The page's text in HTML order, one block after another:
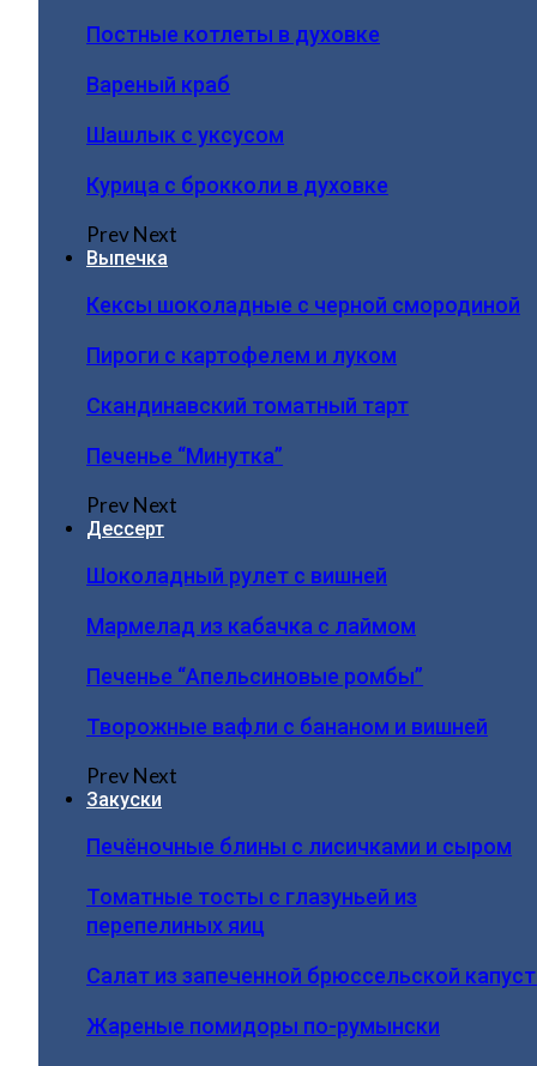
Постные котлеты в духовке
Вареный краб
Шашлык с уксусом
Курица с брокколи в духовке
PrevNext
Выпечка
Кексы шоколадные с черной смородиной
Пироги c картофелем и луком
Скандинавский томатный тарт
Печенье “Минутка”
PrevNext
Дессерт
Шоколадный рулет с вишней
Мармелад из кабачка с лаймом
Печенье “Апельсиновые ромбы”
Творожные вафли с бананом и вишней
PrevNext
Закуски
Печёночные блины с лисичками и сыром
Томатные тосты с глазуньей из
перепелиных яиц
Салат из запеченной брюссельской
Жареные помидоры по-румынски